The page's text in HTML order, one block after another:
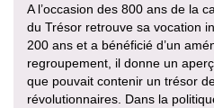
A l’occasion des 800 ans de la
du Trésor retrouve sa vocation
200 ans et a bénéficié d’un
regroupement, il donne un
que pouvait contenir un trésor
révolutionnaires. Dans la